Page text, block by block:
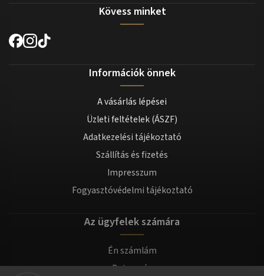
Kövess minket
Információk önnek
A vásárlás lépései
Üzleti feltételek (ÁSZF)
Adatkezelési tájékoztató
Szállítás és fizetés
Impresszum
Fogyasztóvédelmi tájékoztató
Az ügyfelek számára
Én számlám
Bejegyzés